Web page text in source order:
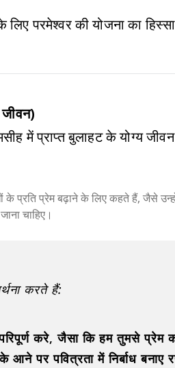
लिए परमेश्वर की योजना का
में प्राप्त बुलाहट के योग्य जीवन
प्रति प्रेम बढ़ाने के लिए कहते हैं, जैसे
चाहिए।
करते हैं:
करे, जैसा कि हम तुमसे प्रेम
पर पवित्रता में निर्बाध बनाए